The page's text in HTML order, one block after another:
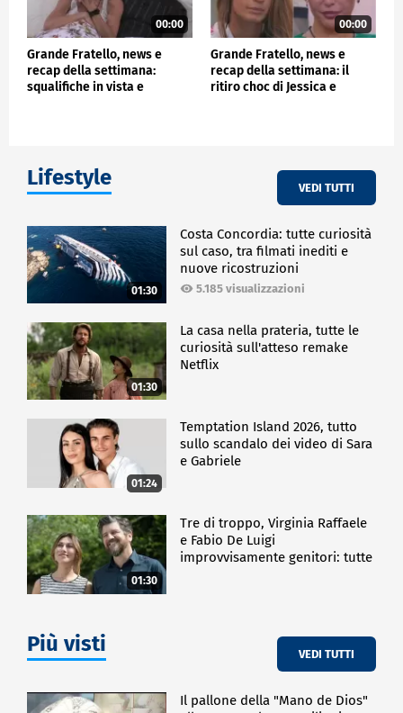
00:00
Grande Fratello, news e
recap della settimana:
squalifiche in vista e
00:00
Grande Fratello, news e
recap della settimana: il
ritiro choc di Jessica e
Lifestyle VEDI TUTTI
01:30
Costa Concordia: tutte curiosità
sul caso, tra filmati inediti e
nuove ricostruzioni
5.185 visualizzazioni
01:30
La casa nella prateria, tutte le
curiosità sull'atteso remake
Netflix
01:24
Temptation Island 2026, tutto
sullo scandalo dei video di Sara
e Gabriele
01:30
Tre di troppo, Virginia Raffaele
e Fabio De Luigi
improvvisamente genitori: tutte
Più visti VEDI TUTTI
Il pallone della "Mano de Dios"